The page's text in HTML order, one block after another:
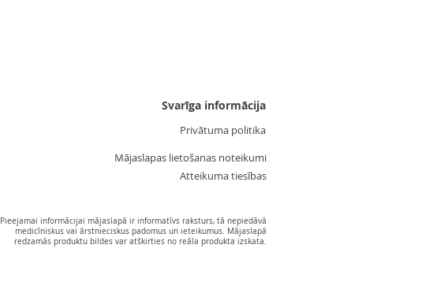
Svarīga informācija
Privātuma politika
Mājaslapas lietošanas noteikumi
Atteikuma tiesības
Pieejamai informācijai mājaslapā ir informatīvs raksturs, tā nepiedāvā
medicīniskus vai ārstnieciskus padomus un ieteikumus. Mājaslapā
redzamās produktu bildes var atškirties no reāla produkta izskata.